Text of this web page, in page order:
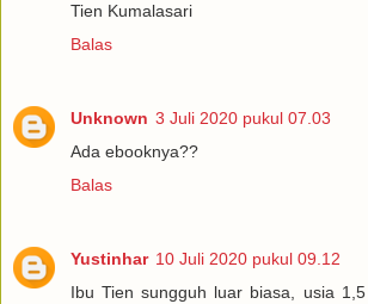
Tien Kumalasari
Balas
Unknown 3 Juli 2020 pukul 07.03
Ada ebooknya??
Balas
Yustinhar 10 Juli 2020 pukul 09.12
Ibu Tien sungguh luar biasa, usia